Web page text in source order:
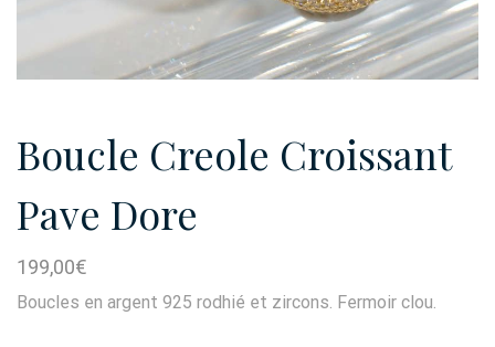
Boucle Creole Croissant
Pave Dore
199,00€
Boucles en argent 925 rodhié et zircons. Fermoir clou.